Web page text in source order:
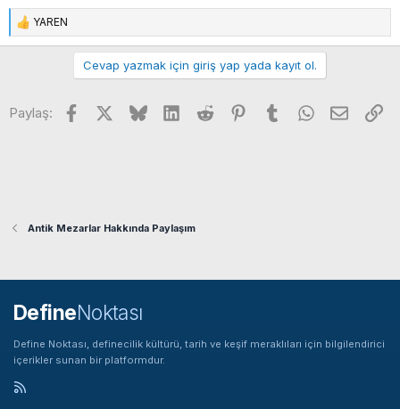
T
e
l
YAREN
Cevap yazmak için giriş yap yada kayıt ol.
Paylaş: Facebook BlueskyLinkedIn
Reddit PinterestTumblrWhatsApp
E-posta
Antik Mezarlar Hakkında Paylaşım
DefineNoktası
Define Noktası, definecilik kültürü, tarih ve keşif meraklıları için bilgilendirici
içerikler sunan bir platformdur.